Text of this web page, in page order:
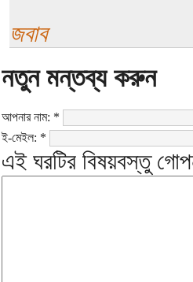
জবাব
নতুন মন্তব্য করুন
আপনার নাম: *
ই-মেইল: *
এই ঘরটির বিষয়বস্তু